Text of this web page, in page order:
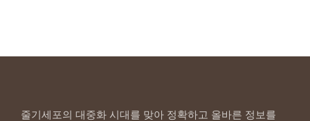
줄기세포의 대중화 시대를 맞아 정확하고 올바른 정보를